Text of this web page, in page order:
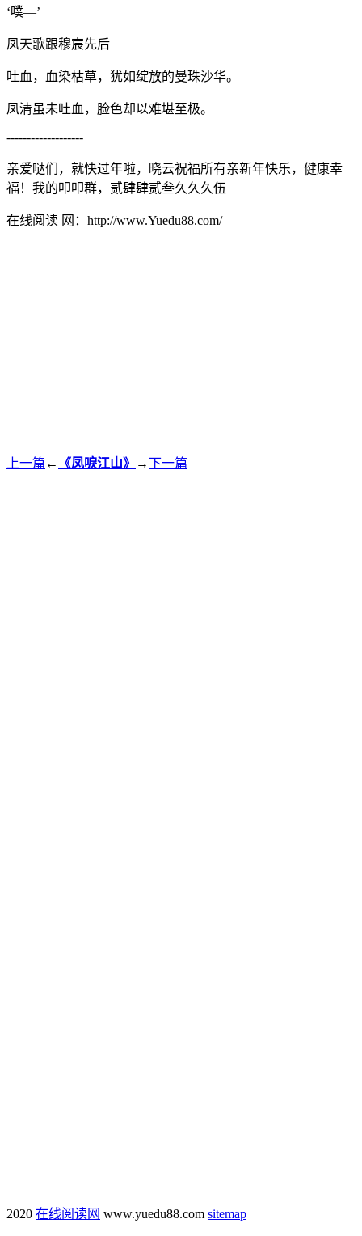
‘噗—’
凤天歌跟穆宸先后
吐血，血染枯草，犹如绽放的曼珠沙华。
凤清虽未吐血，脸色却以难堪至极。
-------------------
亲爱哒们，就快过年啦，晓云祝福所有亲新年快乐，健康幸
福！我的叩叩群，贰肆肆贰叁久久久伍
在线阅读 网：http://www.Yuedu88.com/
上一篇 ← 《凤唳江山》 →下一篇
2020 在线阅读网 www.yuedu88.com sitemap